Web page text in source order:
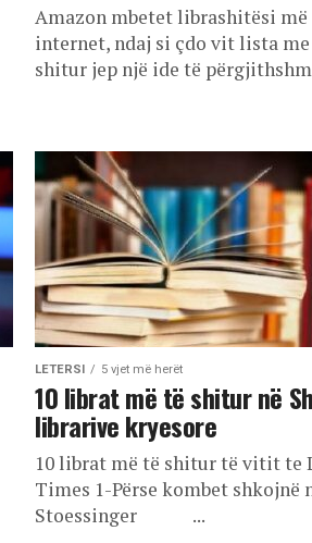
Amazon mbetet librashitësi më
internet, ndaj si çdo vit lista
shitur jep një ide të
LETERSI 5 vjet më herët
10 librat më të shitur në
librarive kryesore
10 librat më të shitur të vitit te
Times 1-Përse kombet shkojnë
Stoessinger ...